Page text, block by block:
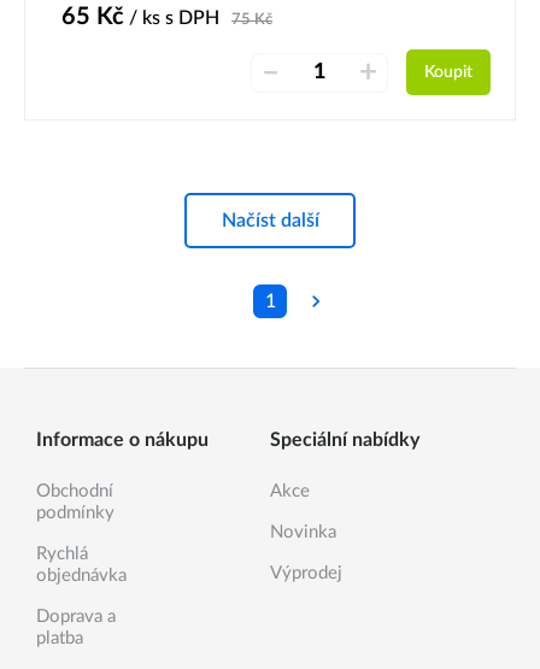
65 Kč / ks s DPH 75Kč
– + Koupit
Načíst další
1
Informace o nákupu
Obchodní
podmínky
Rychlá
objednávka
Doprava a
platba
Speciální nabídky
Akce
Novinka
Výprodej